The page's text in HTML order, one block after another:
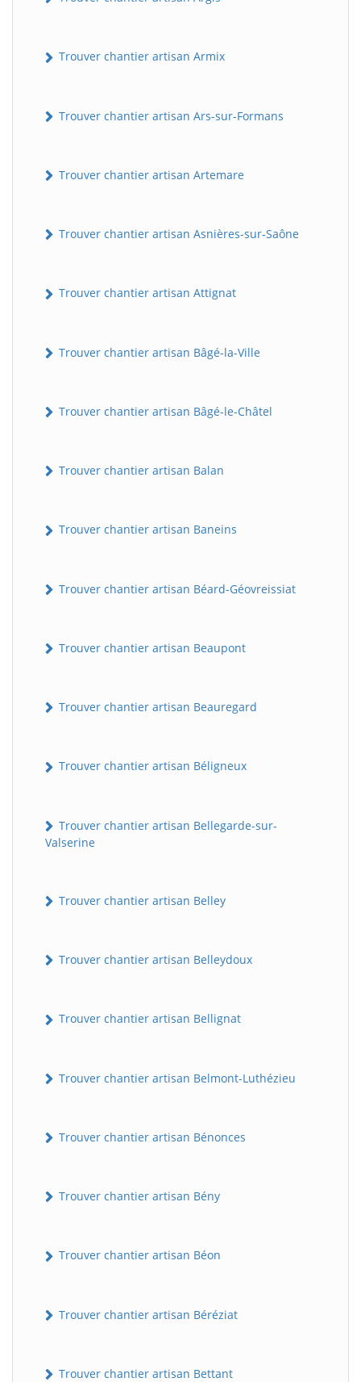
Trouver chantier artisan Armix
Trouver chantier artisan Ars-sur-Formans
Trouver chantier artisan Artemare
Trouver chantier artisan Asnières-sur-Saône
Trouver chantier artisan Attignat
Trouver chantier artisan Bâgé-la-Ville
Trouver chantier artisan Bâgé-le-Châtel
Trouver chantier artisan Balan
Trouver chantier artisan Baneins
Trouver chantier artisan Béard-Géovreissiat
Trouver chantier artisan Beaupont
Trouver chantier artisan Beauregard
Trouver chantier artisan Béligneux
Trouver chantier artisan Bellegarde-sur-
Valserine
Trouver chantier artisan Belley
Trouver chantier artisan Belleydoux
Trouver chantier artisan Bellignat
Trouver chantier artisan Belmont-Luthézieu
Trouver chantier artisan Bénonces
Trouver chantier artisan Bény
Trouver chantier artisan Béon
Trouver chantier artisan Béréziat
Trouver chantier artisan Bettant